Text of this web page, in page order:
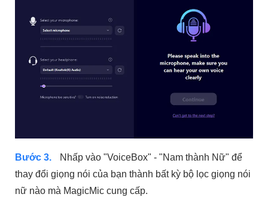
Bước 3.
Nhấp vào "VoiceBox" - "Nam thành Nữ" để
thay đổi giọng nói của bạn thành bất kỳ bộ lọc giọng nói
nữ nào mà MagicMic cung cấp.